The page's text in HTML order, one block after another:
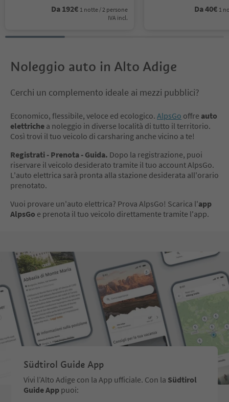
Da 192€ 1 notte / 2 persone
IVA incl.
Da40€ 1
Noleggio auto in Alto Adige
Cerchi un complemento ideale ai mezzi pubblici?
Economico, flessibile, veloce ed ecologico. AlpsGo offre auto
elettriche a noleggio in diverse località di tutto il territorio.
Così trovi il tuo veicolo di carsharing anche vicino a te!
Registrati - Prenota - Guida. Dopo la registrazione, puoi
riservare il veicolo desiderato tramite il tuo account AlpsGo.
L'auto elettrica sarà pronta alla stazione desiderata all'orario
prenotato.
Vuoi provare un'auto elettrica? Prova AlpsGo! Scarica l'app
AlpsGo e prenota il tuo veicolo direttamente tramite l'app.
Südtirol Guide App
Vivi l’Alto Adige con la App ufficiale. Con la Südtirol
Guide App puoi: